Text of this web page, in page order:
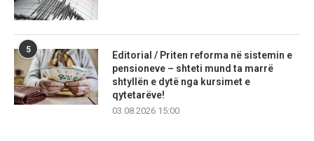
5
Editorial / Priten reforma në sistemin e
pensioneve – shteti mund ta marrë
shtyllën e dytë nga kursimet e
qytetarëve!
03.08.2026 15:00